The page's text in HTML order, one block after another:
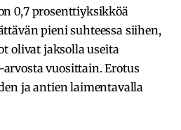
0,7 prosenttiyksikköä
pieni suhteessa siihen,
olivat jaksolla useita
vuosittain. Erotus
ja antien laimentavalla